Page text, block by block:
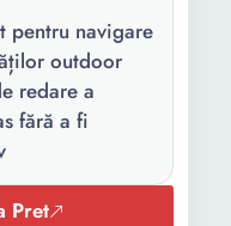
pentru navigare
outdoor
redare a
fără a fi
Pret